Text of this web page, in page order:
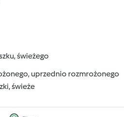
świeżego
uprzednio rozmrożonego
świeże